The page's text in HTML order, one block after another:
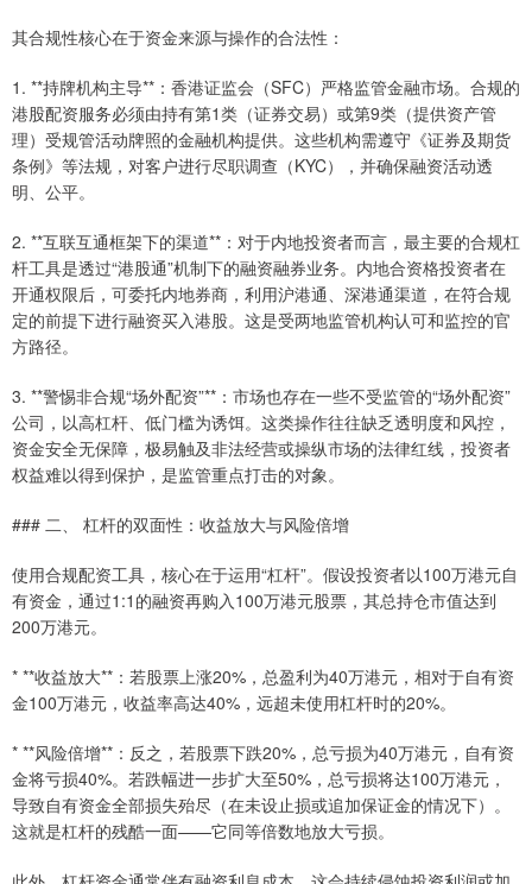
其合规性核心在于资金来源与操作的合法性：
1. **持牌机构主导**：香港证监会（SFC）严格监管金融市场。合规的
港股配资服务必须由持有第1类（证券交易）或第9类（提供资产管
理）受规管活动牌照的金融机构提供。这些机构需遵守《证券及期货
条例》等法规，对客户进行尽职调查（KYC），并确保融资活动透
明、公平。
2. **互联互通框架下的渠道**：对于内地投资者而言，最主要的合规杠
杆工具是透过“港股通”机制下的融资融券业务。内地合资格投资者在
开通权限后，可委托内地券商，利用沪港通、深港通渠道，在符合规
定的前提下进行融资买入港股。这是受两地监管机构认可和监控的官
方路径。
3. **警惕非合规“场外配资”**：市场也存在一些不受监管的“场外配资”
公司，以高杠杆、低门槛为诱饵。这类操作往往缺乏透明度和风控，
资金安全无保障，极易触及非法经营或操纵市场的法律红线，投资者
权益难以得到保护，是监管重点打击的对象。
### 二、 杠杆的双面性：收益放大与风险倍增
使用合规配资工具，核心在于运用“杠杆”。假设投资者以100万港元自
有资金，通过1:1的融资再购入100万港元股票，其总持仓市值达到
200万港元。
* **收益放大**：若股票上涨20%，总盈利为40万港元，相对于自有资
金100万港元，收益率高达40%，远超未使用杠杆时的20%。
* **风险倍增**：反之，若股票下跌20%，总亏损为40万港元，自有资
金将亏损40%。若跌幅进一步扩大至50%，总亏损将达100万港元，
导致自有资金全部损失殆尽（在未设止损或追加保证金的情况下）。
这就是杠杆的残酷一面——它同等倍数地放大亏损。